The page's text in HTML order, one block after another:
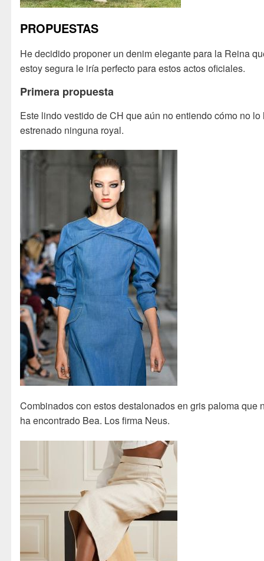
PROPUESTAS
He decidido proponer un denim elegante para la Reina
estoy segura le iría perfecto para estos actos oficiales.
Primera propuesta
Este lindo vestido de CH que aún no entiendo cómo no lo
estrenado ninguna royal.
Combinados con estos destalonados en gris paloma que
ha encontrado Bea. Los firma Neus.